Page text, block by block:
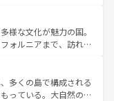
ならではのユニークな
なく町歩きも満喫する
め物価も高いが、旅行
きる。 なお、新
を参照してほしい。
様な文化が魅力の国。
ォルニアまで、訪れる
ピング、エンターテイ
トだ。一方、アメリカ
キャニオンやイエロー
多くの島で構成される
っている。大自然の神